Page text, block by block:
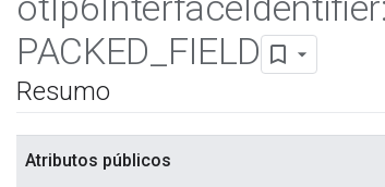
PACKED FIELD
Resumo
Atributos públicos